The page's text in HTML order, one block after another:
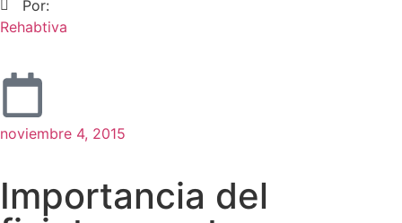
Por:
Rehabtiva
noviembre 4, 2015
Importancia del